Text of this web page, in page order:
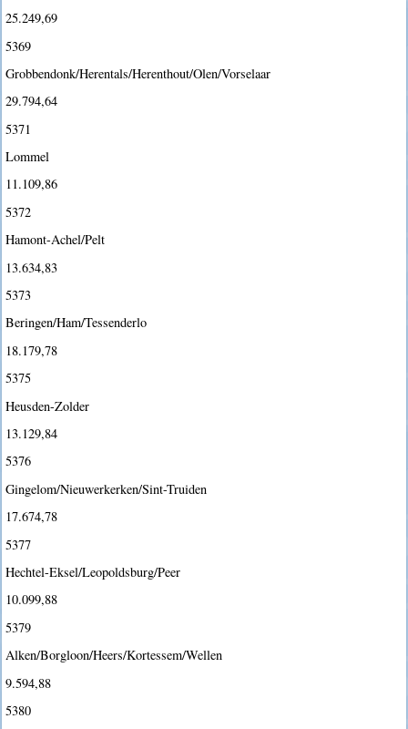
25.249,69
5369
Grobbendonk/Herentals/Herenthout/Olen/Vorselaar
29.794,64
5371
Lommel
11.109,86
5372
Hamont-Achel/Pelt
13.634,83
5373
Beringen/Ham/Tessenderlo
18.179,78
5375
Heusden-Zolder
13.129,84
5376
Gingelom/Nieuwerkerken/Sint-Truiden
17.674,78
5377
Hechtel-Eksel/Leopoldsburg/Peer
10.099,88
5379
Alken/Borgloon/Heers/Kortessem/Wellen
9.594,88
5380